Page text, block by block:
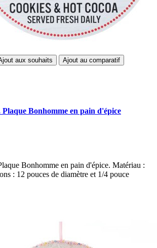
aux souhaits
Ajout au comparatif
Bonhomme en pain d'épice
Bonhomme en pain d'épice. Matériau :
: 12 pouces de diamètre et 1/4 pouce